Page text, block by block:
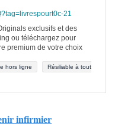
21
exclusifs et des
ou téléchargez pour
premium de votre choix
hors ligne
Résiliable à tout
infirmier